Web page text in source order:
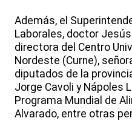
Además, el
Laborales, doctor
directora del Centro
Nordeste (Curne),
diputados de la
Jorge Cavoli y Nápoles
Programa Mundial de
Alvarado, entre otras